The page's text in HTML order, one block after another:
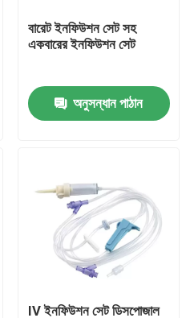
বারেট ইনফিউশন সেট সহ
একবারের ইনফিউশন সেট
অনুসন্ধান পাঠান
IV ইনফিউশন সেট ডিসপোজাল